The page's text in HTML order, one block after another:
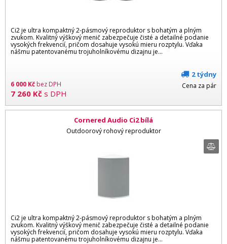
Ci2 je ultra kompaktný 2-pásmový reproduktor s bohatým a plným
zvukom. Kvalitný výškový menič zabezpečuje čisté a detailné podanie
vysokých frekvencií, pričom dosahuje vysokú mieru rozptylu. Vďaka
nášmu patentovanému trojuholníkovému dizajnu je...
6 000 Kčbez DPH
7 260 Kč s DPH
2 týdny
Cena za pár
Cornered Audio Ci2 bílá
Outdoorový rohový reproduktor
Ci2 je ultra kompaktný 2-pásmový reproduktor s bohatým a plným
zvukom. Kvalitný výškový menič zabezpečuje čisté a detailné podanie
vysokých frekvencií, pričom dosahuje vysokú mieru rozptylu. Vďaka
nášmu patentovanému trojuholníkovému dizajnu je...